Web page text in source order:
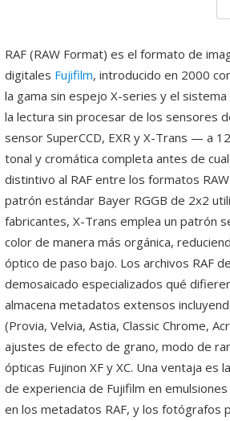
RAF (RAW Format) es el formato de
digitales Fujifilm, introducido en 2000
la gama sin espejo X-series y el
la lectura sin procesar de los sensores
sensor SuperCCD, EXR y X-Trans — a
tonal y cromática completa antes de
distintivo al RAF entre los formatos
patrón estándar Bayer RGGB de 2x2
fabricantes, X-Trans emplea un patrón
color de manera más orgánica,
óptico de paso bajo. Los archivos RAF
demosaicado especializados qué
almacena metadatos extensos
(Provia, Velvia, Astia, Classic Chrome,
ajustes de efecto de grano, modo de
ópticas Fujinon XF y XC. Una ventaja
de experiencia de Fujifilm en
en los metadatos RAF, y los fotógrafos